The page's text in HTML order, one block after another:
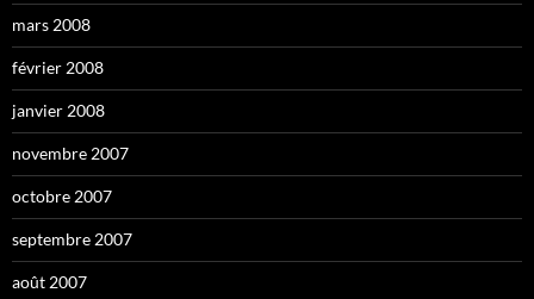
mars 2008
février 2008
janvier 2008
novembre 2007
octobre 2007
septembre 2007
août 2007